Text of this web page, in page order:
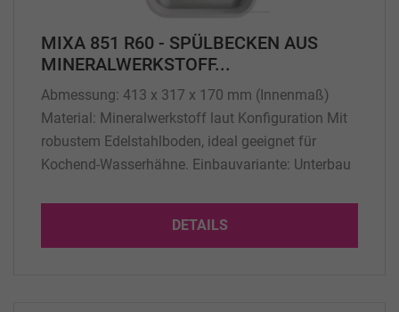
MIXA 851 R60 - SPÜLBECKEN AUS
MINERALWERKSTOFF...
Abmessung: 413 x 317 x 170 mm (Innenmaß)
Material: Mineralwerkstoff laut Konfiguration Mit
robustem Edelstahlboden, ideal geeignet für
Kochend-Wasserhähne. Einbauvariante: Unterbau
1 x Spüle mit Überlauf standardmäßig kurze Seite,
DETAILS